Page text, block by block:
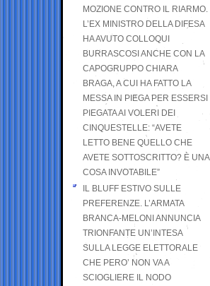
MOZIONE CONTRO IL RIARMO.
L’EX MINISTRO DELLA DIFESA
HA AVUTO COLLOQUI
BURRASCOSI ANCHE CON LA
CAPOGRUPPO CHIARA
BRAGA, A CUI HA FATTO LA
MESSA IN PIEGA PER ESSERSI
PIEGATA AI VOLERI DEI
CINQUESTELLE: “AVETE
LETTO BENE QUELLO CHE
AVETE SOTTOSCRITTO? È UNA
COSA INVOTABILE”
IL BLUFF ESTIVO SULLE
PREFERENZE. L’ARMATA
BRANCA-MELONI ANNUNCIA
TRIONFANTE UN’INTESA
SULLA LEGGE ELETTORALE
CHE PERO’ NON VA A
SCIOGLIERE IL NODO